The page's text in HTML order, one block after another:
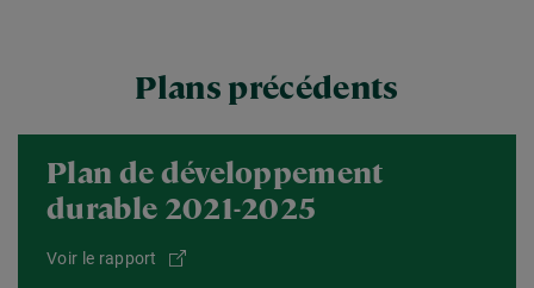
Plans précédents
Plan de développement
durable 2021-2025
Voir le rapport